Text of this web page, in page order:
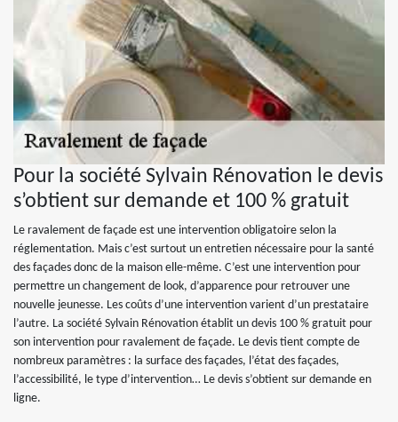
Pour la société Sylvain Rénovation le devis
s’obtient sur demande et 100 % gratuit
Le ravalement de façade est une intervention obligatoire selon la
réglementation. Mais c’est surtout un entretien nécessaire pour la santé
des façades donc de la maison elle-même. C’est une intervention pour
permettre un changement de look, d’apparence pour retrouver une
nouvelle jeunesse. Les coûts d’une intervention varient d’un prestataire
l’autre. La société Sylvain Rénovation établit un devis 100 % gratuit pour
son intervention pour ravalement de façade. Le devis tient compte de
nombreux paramètres : la surface des façades, l’état des façades,
l’accessibilité, le type d’intervention… Le devis s’obtient sur demande en
ligne.